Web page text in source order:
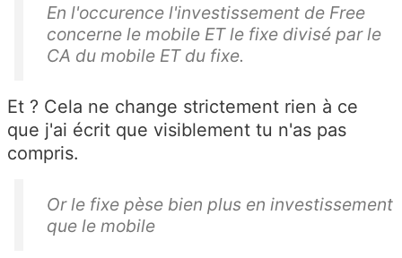
En l'occurence l'investissement de Free
concerne le mobile ET le fixe divisé par le
CA du mobile ET du fixe.
Et ? Cela ne change strictement rien à ce
que j'ai écrit que visiblement tu n'as pas
compris.
Or le fixe pèse bien plus en investissement
que le mobile